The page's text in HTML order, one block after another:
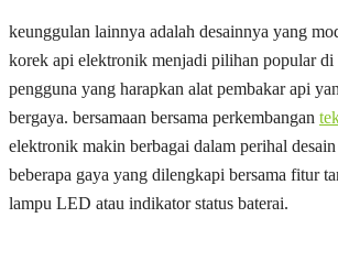
keunggulan lainnya adalah desainnya yang
korek api elektronik menjadi pilihan popular di
pengguna yang harapkan alat pembakar api
bergaya. bersamaan bersama perkembangan
elektronik makin berbagai dalam perihal
beberapa gaya yang dilengkapi bersama fitur
lampu LED atau indikator status baterai.